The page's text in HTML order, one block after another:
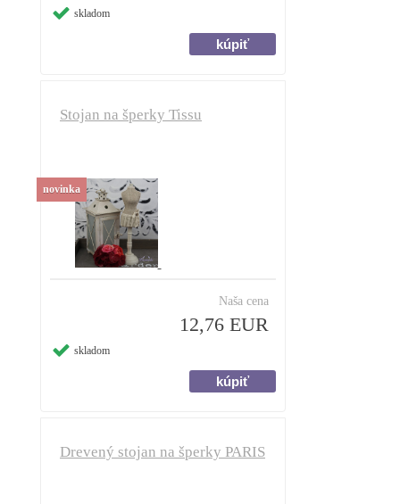
skladom
Stojan na šperky Tissu
Naša cena
12,76 EUR
skladom
novinka
Drevený stojan na šperky PARIS